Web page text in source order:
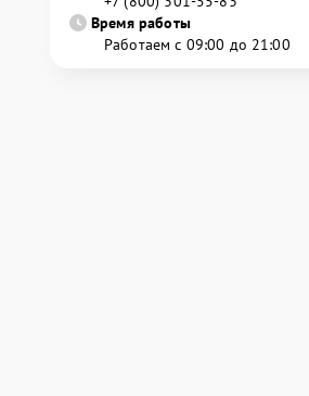
Время работы
Работаем с 09:00 до 21:00